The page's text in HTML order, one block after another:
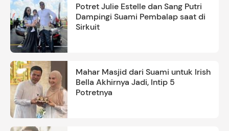
Potret Julie Estelle dan Sang Putri
Dampingi Suami Pembalap saat di
Sirkuit
Mahar Masjid dari Suami untuk Irish
Bella Akhirnya Jadi, Intip 5
Potretnya